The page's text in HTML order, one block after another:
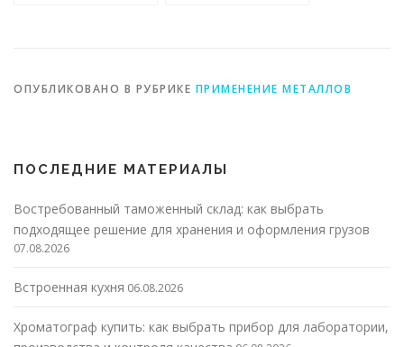
ОПУБЛИКОВАНО В РУБРИКЕ ПРИМЕНЕНИЕ МЕТАЛЛОВ
ПОСЛЕДНИЕ МАТЕРИАЛЫ
Востребованный таможенный склад: как выбрать
подходящее решение для хранения и оформления грузов
07.08.2026
Встроенная кухня 06.08.2026
Хроматограф купить: как выбрать прибор для лаборатории,